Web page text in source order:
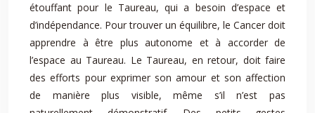
étouffant pour le Taureau, qui a besoin d’espace et
d’indépendance. Pour trouver un équilibre, le Cancer doit
apprendre à être plus autonome et à accorder de
l’espace au Taureau. Le Taureau, en retour, doit faire
des efforts pour exprimer son amour et son affection
de manière plus visible, même s’il n’est pas